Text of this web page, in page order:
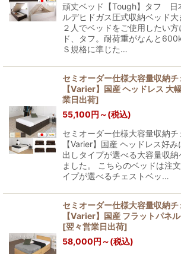
頑丈ベッド【Tough】タフ 日
ルデヒドガス圧式収納ベッド
２人でベッドをご使用したい
ド、タフ。耐荷重がなんと
Ｓ規格に準じた…
セミオーダー仕様大容量収納
【Varier】国産 ヘッドレス 大
業日出荷]
55,100円 ～(税込)
セミオーダー仕様大容量収納チ
【Varier】国産 ヘッドレス好
出しタイプが選べる大容量収納
ました。 こちらのベッドは注
イプが選べるチェストベッ…
セミオーダー仕様大容量収納
【Varier】国産 フラットパネ
[翌々営業日出荷]
58,000円 ～(税込)